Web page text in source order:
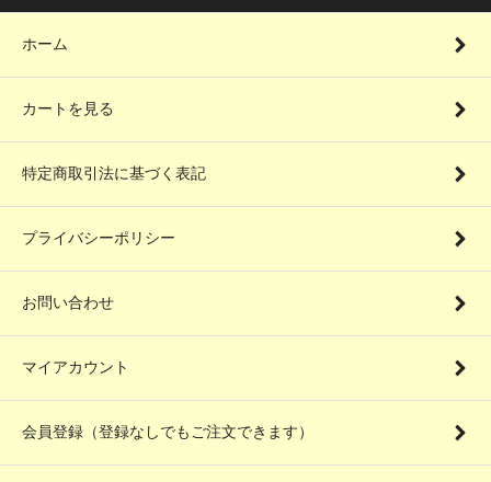
ホーム
カートを見る
特定商取引法に基づく表記
プライバシーポリシー
お問い合わせ
マイアカウント
会員登録（登録なしでもご注文できます）